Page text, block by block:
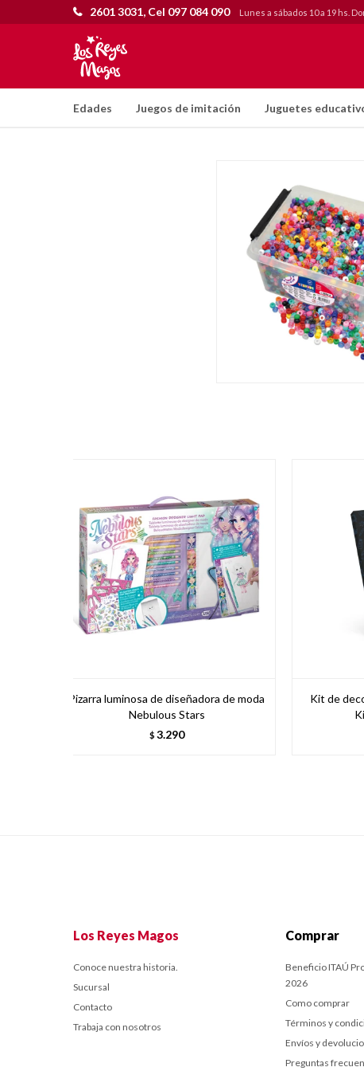
Edades Juegos de imitación Juguetes
2601 3031, Cel 097 084 090 Lunes a sábados 10 a 19 hs.
Pizarra luminosa de diseñadora de moda
Nebulous Stars
$ 3.290
Kit de
Los Reyes Magos
Conoce nuestra historia.
Sucursal
Contacto
Trabaja con nosotros
Comprar
Beneficio ITAÚ
2026
Como comprar
Términos y
Envíos y
Preguntas